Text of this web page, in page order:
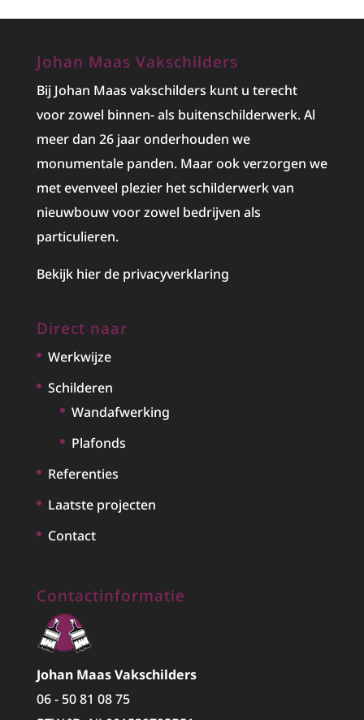
Johan Maas Vakschilders
Bij Johan Maas vakschilders kunt u terecht
voor zowel binnen- als buitenschilderwerk. Al
meer dan 26 jaar onderhouden we
monumentale panden. Maar ook verzorgen we
met evenveel plezier hetschilderwerkvan
nieuwbouw voor zowel bedrijven als
particulieren.
Bekijk hier de privacyverklaring
Direct naar
Werkwijze
Schilderen
Wandafwerking
Plafonds
Referenties
Laatste projecten
Contact
Contactinformatie
Johan Maas Vakschilders
06 - 50 81 08 75